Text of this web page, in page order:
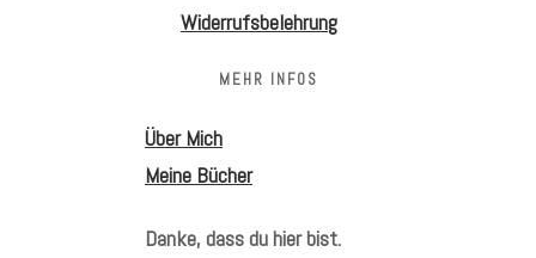
Widerrufsbelehrung
MEHR INFOS
Über Mich
Meine Bücher
Danke, dass du hier bist.